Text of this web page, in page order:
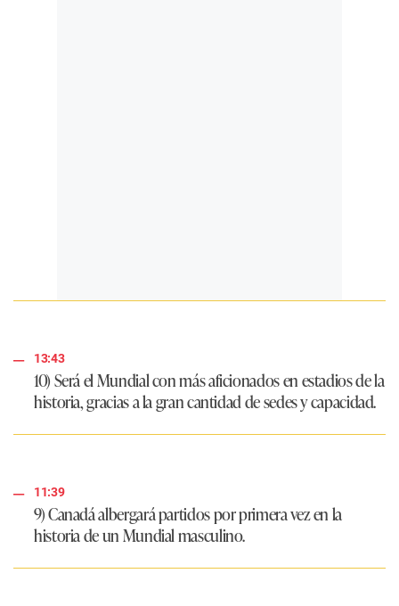
13:43
10) Será el Mundial conmás aficionados en estadiosde la
historia, gracias a la gran cantidad de sedes y capacidad.
11:39
9) Canadá albergará partidos porprimera vez en la
historiade un Mundial masculino.